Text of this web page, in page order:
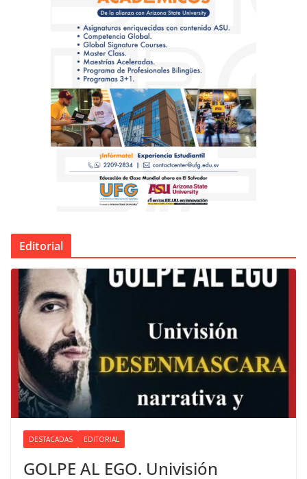
Editorial
DESTACADAS EDITORIAL
GOLPE AL EGO. Univisión